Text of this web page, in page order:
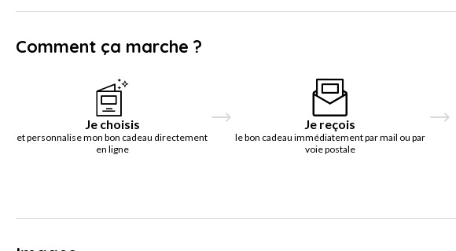
Comment ça marche ?
Je choisis
et personnalise mon bon cadeau directement
en ligne
Je reçois
le bon cadeau immédiatement par mail ou par
voie postale